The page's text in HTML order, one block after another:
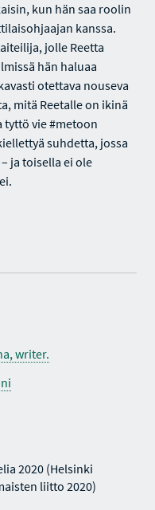
kun hän saa roolin
kanssa.
jolle Reetta
hän haluaa
otettava nouseva
mitä Reetalle on ikinä
vie #metoon
suhdetta, jossa
ja toisella ei ole
writer.
2020 (Helsinki
liitto 2020)